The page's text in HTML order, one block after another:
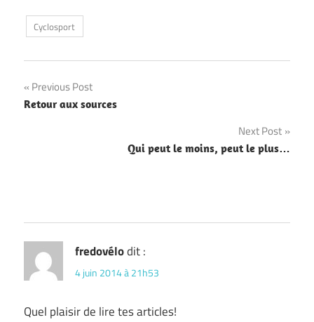
Cyclosport
Navigation
de
Previous Post
Retour aux sources
Next Post
Qui peut le moins, peut le plus…
fredovélodit :
4 juin 2014 à 21h53
Quel plaisir de lire tes articles!